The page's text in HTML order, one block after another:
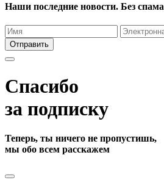
Наши последние новости. Без спама
Отправить
Спасибо
за подписку
Теперь, ты ничего не пропустишь,
мы обо всем расскажем